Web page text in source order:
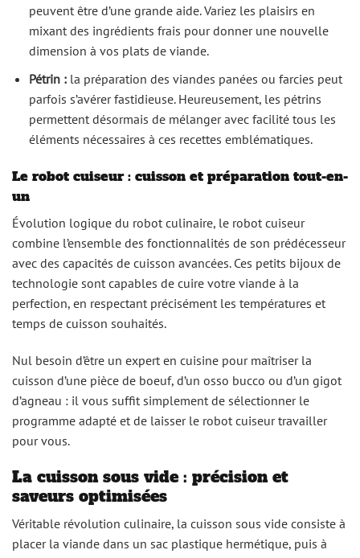
peuvent être d’une grande aide. Variez les plaisirs en
mixant des ingrédients frais pour donner une nouvelle
dimension à vos plats de viande.
Pétrin :la préparation des viandes panées ou farcies peut
parfois s’avérer fastidieuse. Heureusement, les pétrins
permettent désormais de mélanger avec facilité tous les
éléments nécessaires à ces recettes emblématiques.
Le robot cuiseur : cuisson et préparation tout-en-
un
Évolution logique du robot culinaire, le robot cuiseur
combine l’ensemble des fonctionnalités de son prédécesseur
avec des capacités de cuisson avancées. Ces petits bijoux de
technologie sont capables de cuire votre viande à la
perfection, en respectant précisément les températures et
temps de cuisson souhaités.
Nul besoin d’être un expert en cuisine pour maîtriser la
cuisson d’une pièce de boeuf, d’un osso bucco ou d’un gigot
d’agneau : il vous suffit simplement de sélectionner le
programme adapté et de laisser le robot cuiseur travailler
pour vous.
La cuisson sous vide : précision et
saveurs optimisées
Véritable révolution culinaire, la cuisson sous vide consiste à
placer la viande dans un sac plastique hermétique, puis à